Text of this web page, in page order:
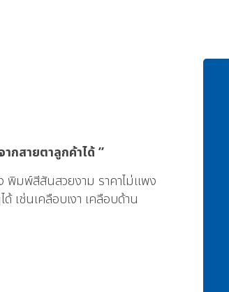
กสายตาลูกค้าได้ ”
พิมพ์สีสันสวยงาม ราคาไม่แพง
เช่นเคลือบเงา เคลือบด้าน